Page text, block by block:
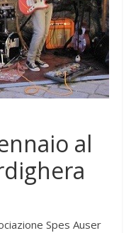
al
Spes Auser